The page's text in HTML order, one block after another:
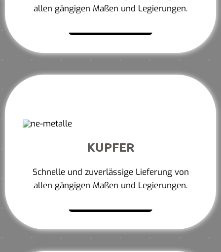
allen gängigen Maßen und Legierungen.
KUPFER
Schnelle und zuverlässige Lieferung von
allen gängigen Maßen und Legierungen.